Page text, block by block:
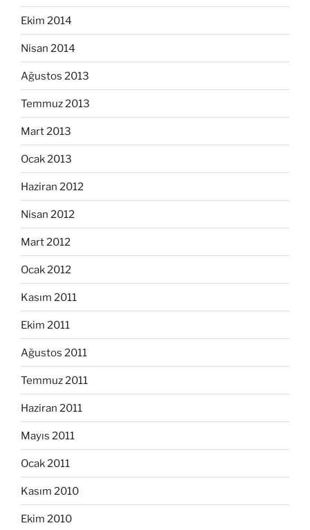
Ekim 2014
Nisan 2014
Ağustos 2013
Temmuz 2013
Mart 2013
Ocak 2013
Haziran 2012
Nisan 2012
Mart 2012
Ocak 2012
Kasım 2011
Ekim 2011
Ağustos 2011
Temmuz 2011
Haziran 2011
Mayıs 2011
Ocak 2011
Kasım 2010
Ekim 2010